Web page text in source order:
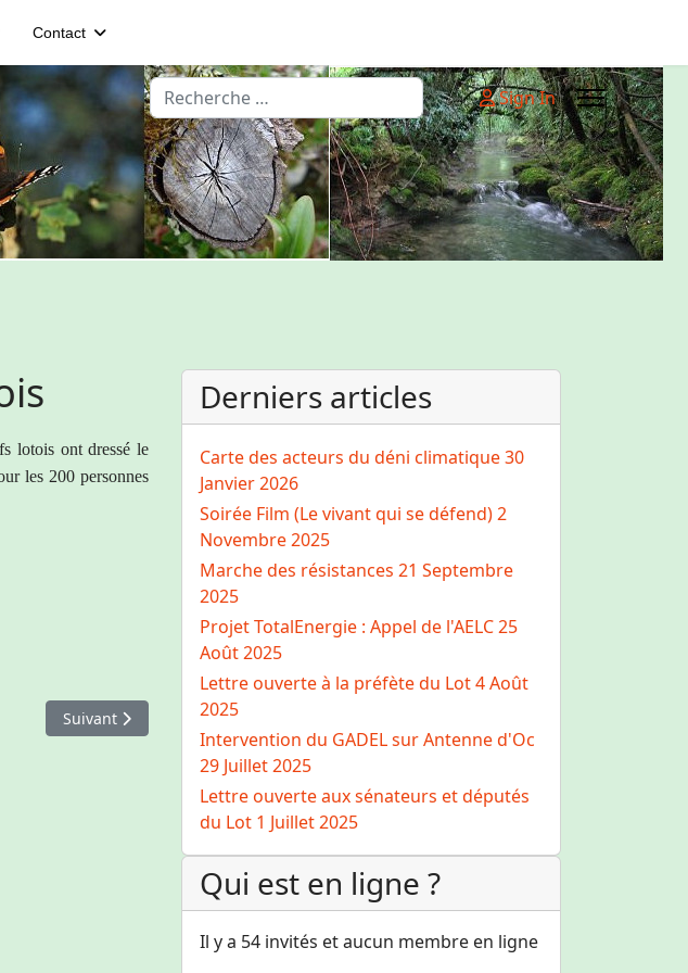
Contact
Rechercher Sign In
lotois ont dressé le
les 200 personnes
Article suivant : Invitation à une journée de mobilisation contre les EPR
Suivant
Derniers articles
Carte des acteurs du déni climatique30
Janvier 2026
Soirée Film (Le vivant qui se défend)2
Novembre 2025
Marche des résistances 21 Septembre
2025
Projet TotalEnergie : Appel de l'AELC25
Août 2025
Lettre ouverte à la préfète du Lot4 Août
2025
Intervention du GADEL sur Antenne d'Oc
29 Juillet 2025
Lettre ouverte aux sénateurs et députés
du Lot 1 Juillet 2025
Qui est en ligne ?
Il y a 54 invités et aucun membre en ligne